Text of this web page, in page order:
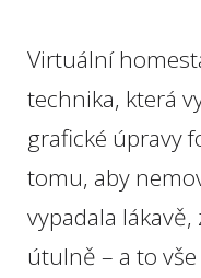
Virtuální
technika, která
grafické úpravy
tomu, aby
vypadala lákavě,
útulně – a to vše